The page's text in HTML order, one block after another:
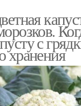
с
хранения